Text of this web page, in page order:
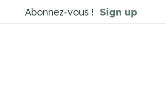
au
Abonnez-vous ! Sign up